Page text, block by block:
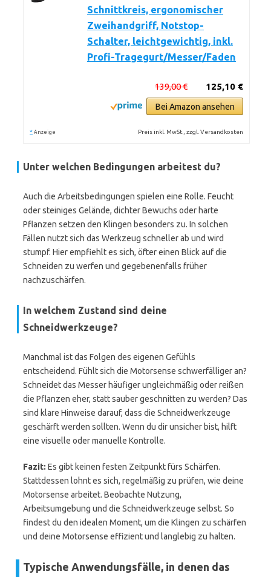
Schnittkreis, ergonomischer
Zweihandgriff, Notstop-
Schalter, leichtgewichtig, inkl.
Profi-Tragegurt/Messer/Faden
125,10 €
139,00 €
Bei Amazon ansehen
* Anzeige Preis inkl. MwSt., zzgl. Versandkosten
Unter welchen Bedingungen arbeitest du?
Auch die Arbeitsbedingungen spielen eine Rolle. Feucht
oder steiniges Gelände, dichter Bewuchs oder harte
Pflanzen setzen den Klingen besonders zu. In solchen
Fällen nutzt sich das Werkzeug schneller ab und wird
stumpf. Hier empfiehlt es sich, öfter einen Blick auf die
Schneiden zu werfen und gegebenenfalls früher
nachzuschärfen.
In welchem Zustand sind deine
Schneidwerkzeuge?
Manchmal ist das Folgen des eigenen Gefühls
entscheidend. Fühlt sich die Motorsense schwerfälliger an?
Schneidet das Messer häufiger ungleichmäßig oder reißen
die Pflanzen eher, statt sauber geschnitten zu werden? Das
sind klare Hinweise darauf, dass die Schneidwerkzeuge
geschärft werden sollten. Wenn du dir unsicher bist, hilft
eine visuelle oder manuelle Kontrolle.
Fazit: Es gibt keinen festen Zeitpunkt fürs Schärfen.
Stattdessen lohnt es sich, regelmäßig zu prüfen, wie deine
Motorsense arbeitet. Beobachte Nutzung,
Arbeitsumgebung und die Schneidwerkzeuge selbst. So
findest du den idealen Moment, um die Klingen zu schärfen
und deine Motorsense effizient und langlebig zu halten.
Typische Anwendungsfälle, in denen das